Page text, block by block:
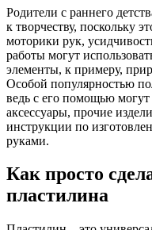
Родители с раннего
к творчеству, поскольку
моторики рук,
работы могут
элементы, к примеру,
Особой популярностью
ведь с его помощью
аксессуары, прочие
инструкции по
руками.
Как просто
пластилина